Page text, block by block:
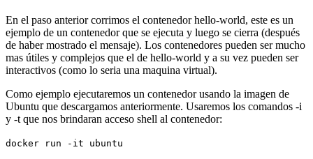
En el paso anterior corrimos el contenedor hello-world, este es un
ejemplo de un contenedor que se ejecuta y luego se cierra (después
de haber mostrado el mensaje). Los contenedores pueden ser mucho
mas útiles y complejos que el de hello-world y a su vez pueden ser
interactivos (como lo seria una maquina virtual).
Como ejemplo ejecutaremos un contenedor usando la imagen de
Ubuntu que descargamos anteriormente. Usaremos los comandos -i
y -t que nos brindaran acceso shell al contenedor:
docker run -it ubuntu